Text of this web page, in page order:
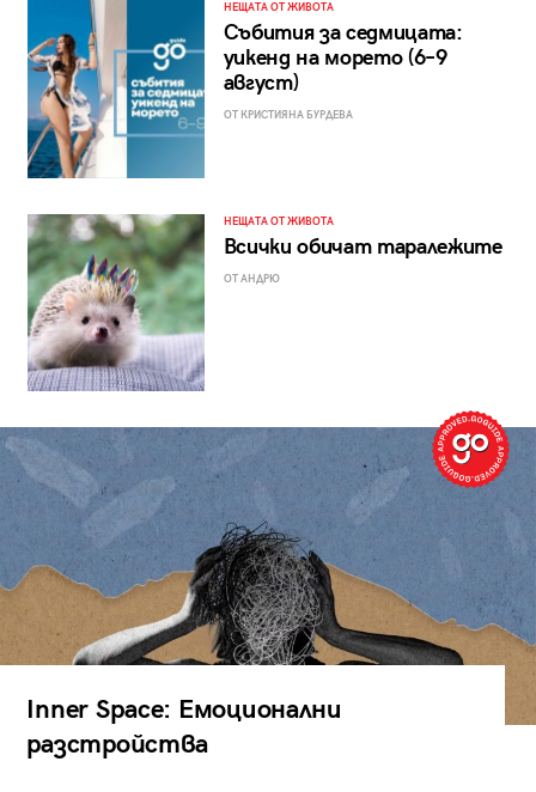
НЕЩАТА ОТ ЖИВОТА
Събития за седмицата:
уикенд на морето (6–9
август)
ОТ КРИСТИЯНА БУРДЕВА
НЕЩАТА ОТ ЖИВОТА
Всички обичат таралежите
ОТ АНДРЮ
Inner Space: Емоционални
разстройства